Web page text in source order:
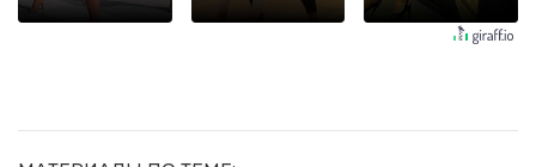
не раз
шоке от
оставит
равнодушным